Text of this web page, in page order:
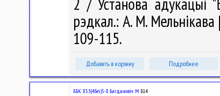
рэдкал.: А. М.
109-115.
Добавить в корзину Подробнее
ББК 83.3(4Беі)5-8 Багдановіч М.Б14